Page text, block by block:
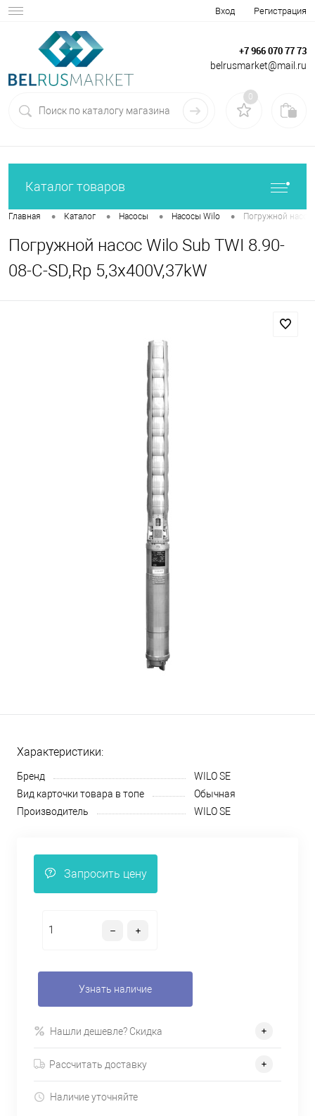
Вход Регистрация
+7 966 070 77 73
belrusmarket@mail.ru
0
Каталог товаров
Главная • Каталог • Насосы • Насосы Wilo • Погружной насос
Погружной насос Wilo Sub TWI 8.90-
08-C-SD,Rp 5,3x400V,37kW
Характеристики:
Бренд
WILO SE
Вид карточки товара в топе
Обычная
Производитель
WILO SE
Запросить цену
Узнать наличие
Нашли дешевле? Скидка
Рассчитать доставку
Наличие уточняйте